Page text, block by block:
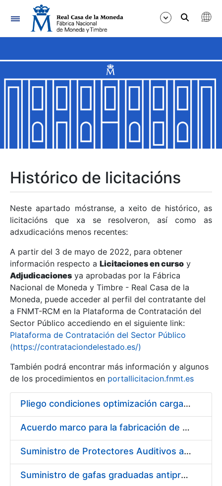
Navegación
Mostrar/Ocultar
Mostrar/Ocultar
Mostrar/Ocultar
Mostrar/Ocultar
Mostrar/Ocultar
Mostrar/Ocultar
Mostrar/Ocultar
Histórico de licitacións
Neste apartado móstranse, a xeito de histórico, as
licitacións que xa se resolveron, así como as
adxudicacións menos recentes:
A partir del 3 de mayo de 2022, para obtener
información respecto a Licitaciones en curso y
Adjudicaciones ya aprobadas por la Fábrica
Nacional de Moneda y Timbre - Real Casa de la
Moneda, puede acceder al perfil del contratante del
a FNMT-RCM en la Plataforma de Contratación del
Sector Público accediendo en el siguiente link:
Plataforma de Contratación del Sector Público
(https://contrataciondelestado.es/)
También podrá encontrar más información y algunos
de los procedimientos en portallicitacion.fnmt.es
Pliego condiciones optimización cargas compras firmado
Acuerdo marco para la fabricación de piezas
Suministro de Protectores Auditivos a medida para las personas trabajadoras de los Centros de Trabajo de Madrid y Burgos
Suministro de gafas graduadas antiproyecciones para los trabajadores de la FNMT-RCM en los centros de trabajo de Madrid y Burgos